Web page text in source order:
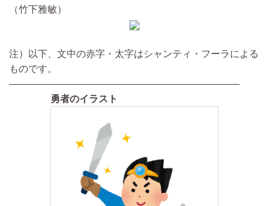
（竹下雅敏）
注）以下、文中の赤字・太字はシャンティ・フーラによる
ものです。
————————————————————————
勇者のイラスト